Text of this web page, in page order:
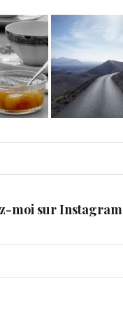
moi sur Instagram